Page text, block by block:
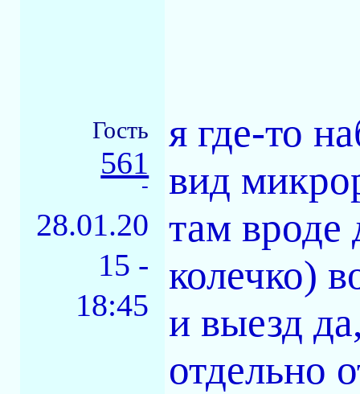
Гость
561
-
28.01.20
15 -
18:45
я где-то
вид
там вроде
колечко)
и выезд
отдельно